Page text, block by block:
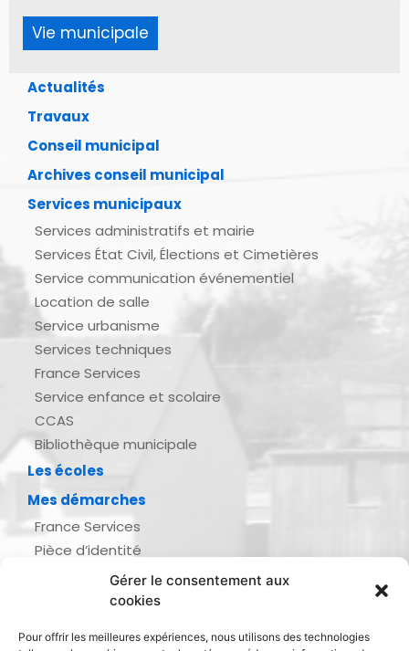
Gérer le consentement aux
cookies
Pour offrir les meilleures expériences, nous utilisons des technologies
Vie municipale
Actualités
Travaux
Conseil municipal
Archives conseil municipal
Services municipaux
Services administratifs et mairie
Services État Civil, Élections et Cimetières
Service communication événementiel
Location de salle
Service urbanisme
Services techniques
France Services
Service enfance et scolaire
CCAS
Bibliothèque municipale
Les écoles
Mes démarches
France Services
Pièce d’identité
Demande d’actes d’état civil
Inscription listes électorales